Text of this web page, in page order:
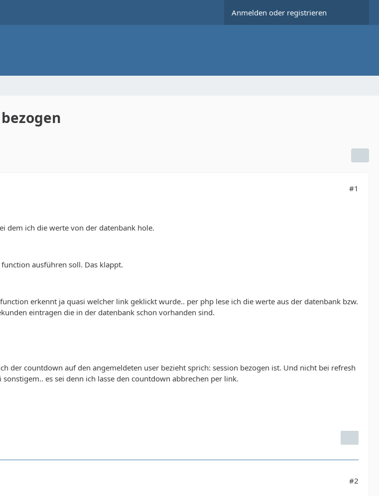
Anmelden oder registrieren
#1
dem ich die werte von der datenbank hole.
ausführen soll. Das klappt.
erkennt ja quasi welcher link geklickt wurde.. per php lese ich die werte aus der datenbank bzw.
eintragen die in der datenbank schon vorhanden sind.
der countdown auf den angemeldeten user bezieht sprich: session bezogen ist. Und nicht bei refresh
es sei denn ich lasse den countdown abbrechen per link.
#2